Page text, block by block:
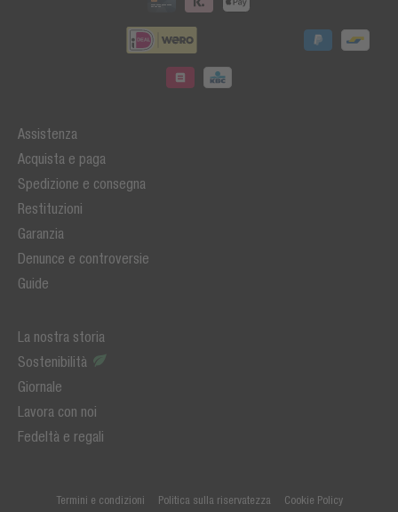
Assistenza
Acquista e paga
Spedizione e consegna
Restituzioni
Garanzia
Denunce e controversie
Guide
La nostra storia
Sostenibilità
Giornale
Lavora con noi
Fedeltà e regali
Termini e condizioni Politica sulla riservatezza Cookie Policy